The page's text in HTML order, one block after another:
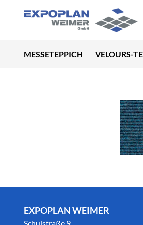
MESSETEPPICH VELOURS-
EXPOPLAN WEIMER